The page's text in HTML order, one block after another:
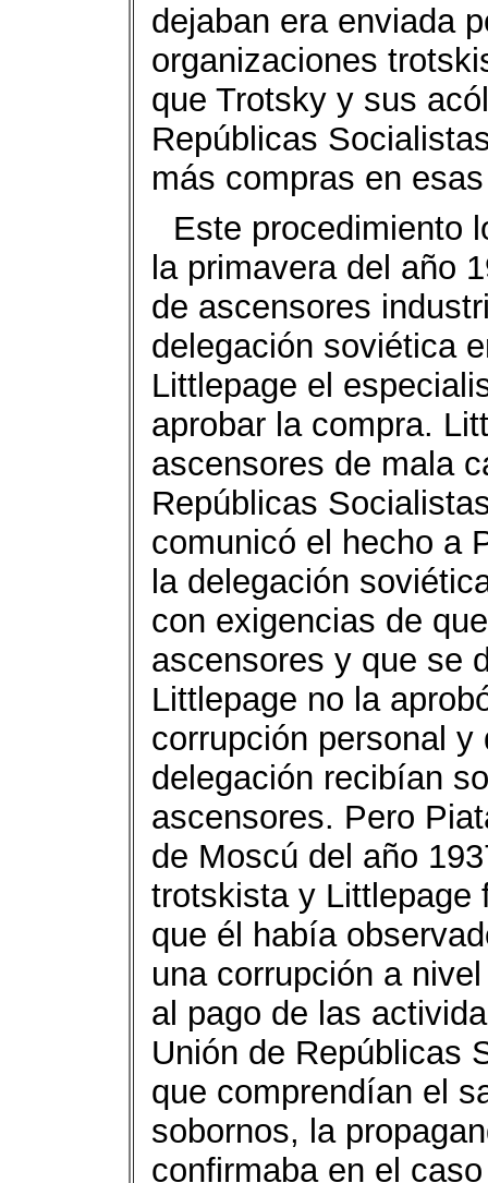
dejaban era enviada
organizaciones
que Trotsky y sus
Repúblicas
más compras en
Este procedimiento
la primavera del año
de ascensores
delegación soviética
Littlepage el
aprobar la compra.
ascensores de mala
Repúblicas
comunicó el hecho a
la delegación
con exigencias de
ascensores y que se
Littlepage no la
corrupción personal
delegación recibían
ascensores. Pero
de Moscú del año
trotskista y Littlepage
que él había
una corrupción a
al pago de las
Unión de Repúblicas
que comprendían el
sobornos, la
confirmaba en el